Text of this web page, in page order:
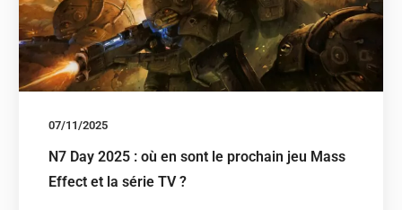
07/11/2025
N7 Day 2025 : où en sont le prochain jeu Mass
Effect et la série TV ?